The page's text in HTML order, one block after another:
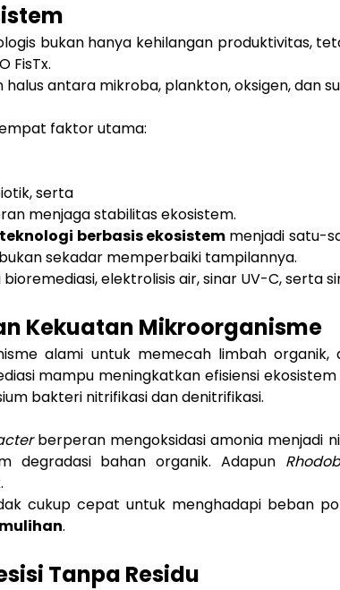
bukan hanya kehilangan produktivitas,
FisTx.
antara mikroba, plankton, oksigen, dan
faktor utama:
serta
menjaga stabilitas ekosistem.
berbasis ekosistemmenjadi satu-
sekadar memperbaiki tampilannya.
elektrolisis air, sinar UV-C, serta
Kekuatan Mikroorganisme
alami untuk memecah limbah
mampu meningkatkan efisiensi
bakteri nitrifikasi dan denitrifikasi.
berperan mengoksidasi amonia menjadi
degradasi bahan organik. Adapun
cukup cepat untuk menghadapi beban
.
Tanpa Residu